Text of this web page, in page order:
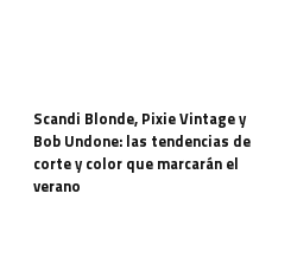
Scandi Blonde, Pixie Vintage y
Bob Undone: las tendencias de
corte y color que marcarán el
verano